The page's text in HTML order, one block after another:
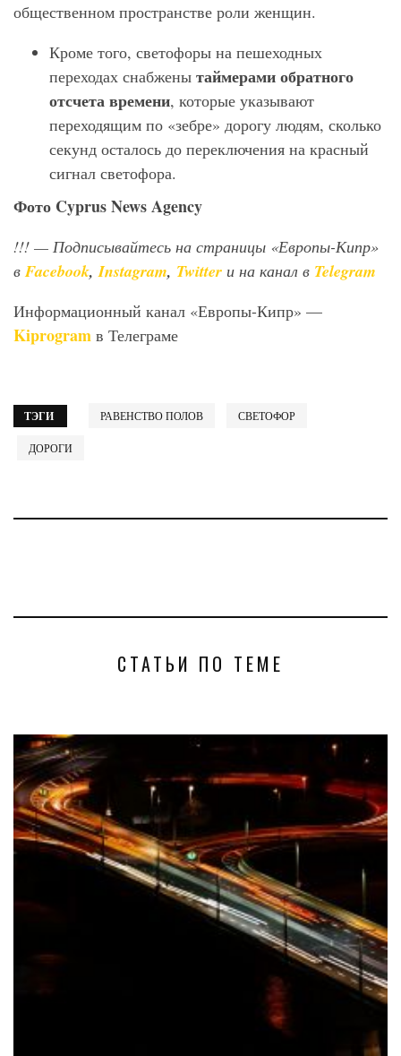
общественном пространстве роли женщин.
Кроме того, светофоры на пешеходных
переходах снабжены таймерами обратного
отсчета времени, которые указывают
переходящим по «зебре» дорогу людям, сколько
секунд осталось до переключения на красный
сигнал светофора.
Фото CyprusNewsAgency
!!! — Подписывайтесь на страницы «Европы-Кипр»
вFacebook,Instagram, Twitter и на канал в Telegram
Информационный канал «Европы-Кипр» —
Kiprogram в Телеграме
ТЭГИ РАВЕНСТВО ПОЛОВ СВЕТОФОР
ДОРОГИ
СТАТЬИ ПО ТЕМЕ